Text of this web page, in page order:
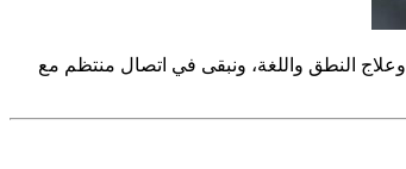
النطق واللغة، ونبقى في اتصال منتظم مع